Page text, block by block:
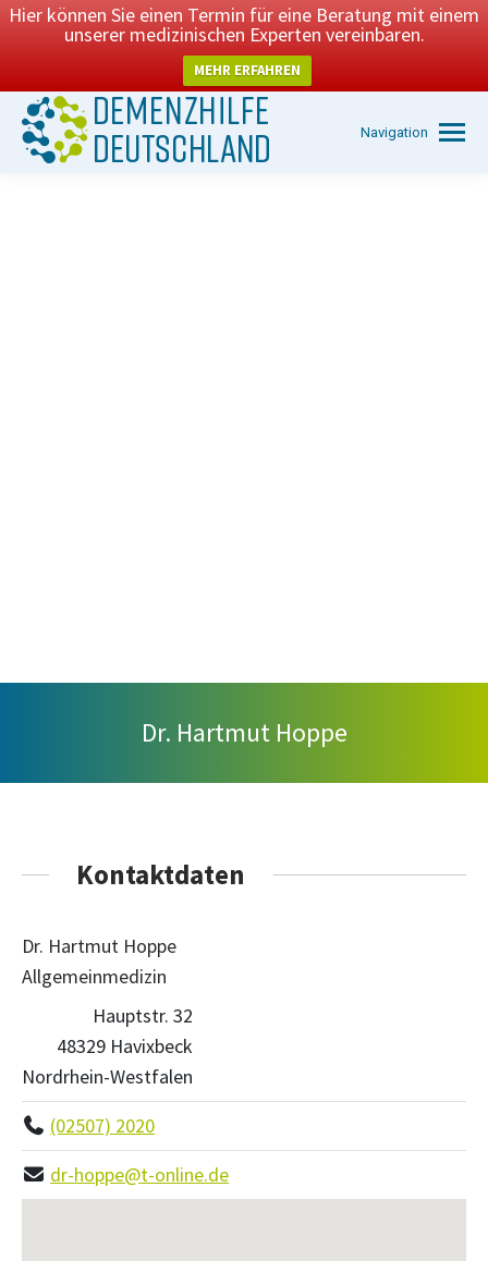
Hier können Sie einen Termin für eine Beratung mit einem
unserer medizinischen Experten vereinbaren.
MEHR ERFAHREN
Navigation
Dr. Hartmut Hoppe
Kontaktdaten
Dr. Hartmut Hoppe
Allgemeinmedizin
Hauptstr. 32
48329 Havixbeck
Nordrhein-Westfalen
(02507) 2020
dr-hoppe@t-online.de